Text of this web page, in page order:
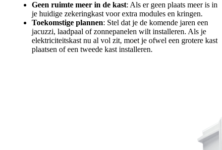
Geen ruimte meer in de kast: Als er geen plaats meer is in
je huidige zekeringkast voor extra modules en kringen.
Toekomstige plannen: Stel dat je de komende jaren een
jacuzzi, laadpaal of zonnepanelen wilt installeren. Als je
elektriciteitskast nu al vol zit, moet je ofwel een grotere kast
plaatsen of een tweede kast installeren.